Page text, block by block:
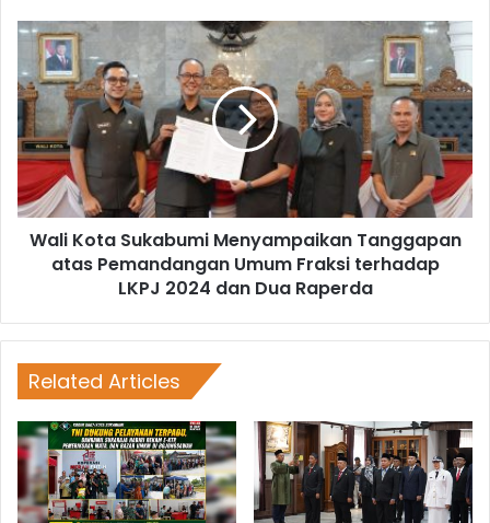
Wali Kota Sukabumi Menyampaikan Tanggapan
atas Pemandangan Umum Fraksi terhadap
LKPJ 2024 dan Dua Raperda
Related Articles